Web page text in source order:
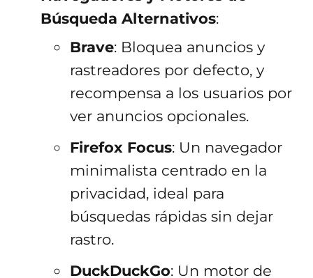
Búsqueda Alternativos:
Brave: Bloquea anuncios y
rastreadores por defecto, y
recompensa a los usuarios por
ver anuncios opcionales.
Firefox Focus: Un navegador
minimalista centrado en la
privacidad, ideal para
búsquedas rápidas sin dejar
rastro.
DuckDuckGo: Un motor de